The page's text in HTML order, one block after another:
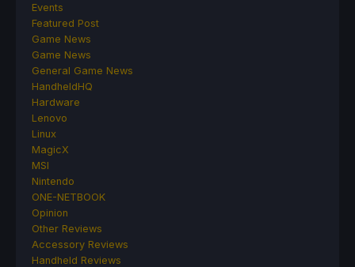
Events
Featured Post
Game News
Game News
General Game News
HandheldHQ
Hardware
Lenovo
Linux
MagicX
MSI
Nintendo
ONE-NETBOOK
Opinion
Other Reviews
Accessory Reviews
Handheld Reviews